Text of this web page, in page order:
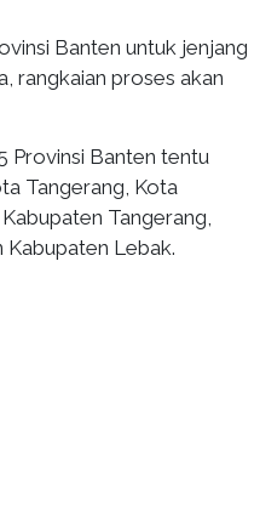
Banten untuk jenjang
rangkaian proses akan
Provinsi Banten tentu
Tangerang, Kota
Tangerang,
Kabupaten Lebak.